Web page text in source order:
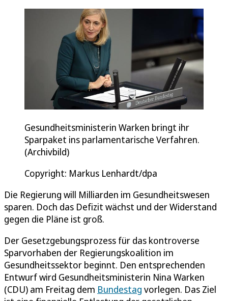
Gesundheitsministerin Warken bringt ihr
Sparpaket ins parlamentarische Verfahren.
(Archivbild)
Copyright: Markus Lenhardt/dpa
Die Regierung will Milliarden im Gesundheitswesen
sparen. Doch das Defizit wächst und der Widerstand
gegen die Pläne ist groß.
Der Gesetzgebungsprozess für das kontroverse
Sparvorhaben der Regierungskoalition im
Gesundheitssektor beginnt. Den entsprechenden
Entwurf wird Gesundheitsministerin Nina Warken
(CDU) am Freitag dem Bundestag vorlegen. Das Ziel